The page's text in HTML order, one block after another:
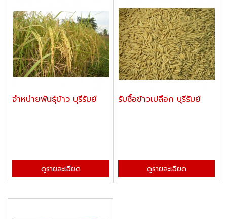
จำหน่ายพันธุ์ข้าว บุรีรัมย์
ดูรายละเอียด
รับซื้อข้าวเปลือก บุรีรัมย์
ดูรายละเอียด